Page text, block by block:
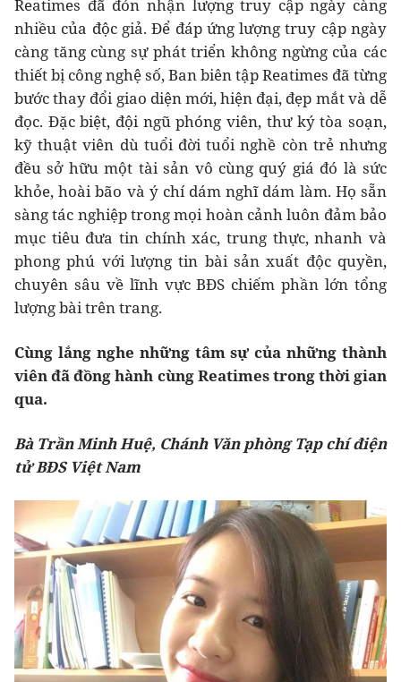
Reatimes đã đón nhận lượng truy cập ngày càng
nhiều của độc giả. Để đáp ứng lượng truy cập ngày
càng tăng cùng sự phát triển không ngừng của các
thiết bị công nghệ số, Ban biên tập Reatimes đã từng
bước thay đổi giao diện mới, hiện đại, đẹp mắt và dễ
đọc. Đặc biệt, đội ngũ phóng viên, thư ký tòa soạn,
kỹ thuật viên dù tuổi đời tuổi nghề còn trẻ nhưng
đều sở hữu một tài sản vô cùng quý giá đó là sức
khỏe, hoài bão và ý chí dám nghĩ dám làm. Họ sẵn
sàng tác nghiệp trong mọi hoàn cảnh luôn đảm bảo
mục tiêu đưa tin chính xác, trung thực, nhanh và
phong phú với lượng tin bài sản xuất độc quyền,
chuyên sâu về lĩnh vực BĐS chiếm phần lớn tổng
lượng bài trên trang.
Cùng lắng nghe những tâm sự của những thành
viên đã đồng hành cùng Reatimes trong thời gian
qua.
Bà Trần Minh Huệ, Chánh Văn phòng Tạp chí điện
tử BĐS Việt Nam